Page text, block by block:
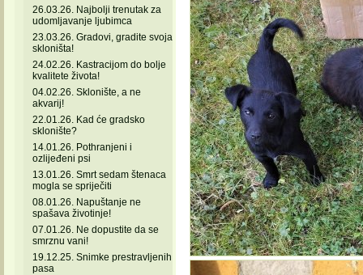
26.03.26. Najbolji trenutak za
udomljavanje ljubimca
23.03.26. Gradovi, gradite svoja
skloništa!
24.02.26. Kastracijom do bolje
kvalitete života!
04.02.26. Sklonište, a ne
akvarij!
22.01.26. Kad će gradsko
sklonište?
14.01.26. Pothranjeni i
ozlijeđeni psi
13.01.26. Smrt sedam štenaca
mogla se spriječiti
08.01.26. Napuštanje ne
spašava životinje!
07.01.26. Ne dopustite da se
smrznu vani!
19.12.25. Snimke prestravljenih
pasa